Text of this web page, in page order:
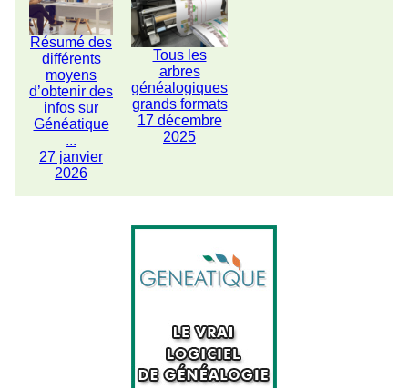
Résumé des
différents
moyens
d’obtenir des
infos sur
Généatique
...
27 janvier
2026
Tous les
arbres
généalogiques
grands formats
17 décembre
2025